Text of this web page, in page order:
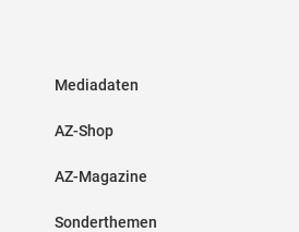
Mediadaten
AZ-Shop
AZ-Magazine
Sonderthemen